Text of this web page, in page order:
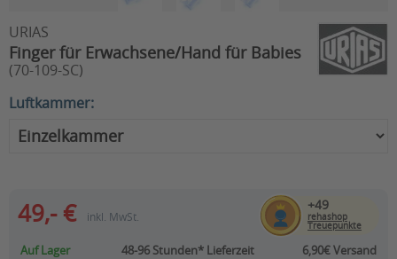
URIAS
Finger für Erwachsene/Hand für Babies
(70-109-SC)
Luftkammer:
49,- € inkl. MwSt.
+49
rehashop
Treuepunkte
Auf Lager 48-96 Stunden*Lieferzeit 6,90€ Versand